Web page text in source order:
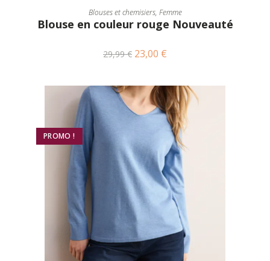
CHOIX DES OPTIONS
Blouses et chemisiers, Femme
Blouse en couleur rouge Nouveauté
29,99€ 23,00 €
PROMO !